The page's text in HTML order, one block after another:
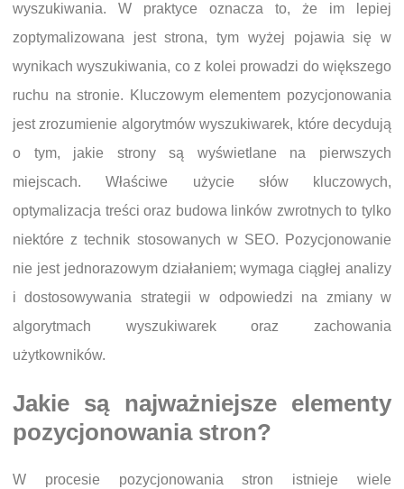
wyszukiwania. W praktyce oznacza to, że im lepiej
zoptymalizowana jest strona, tym wyżej pojawia się w
wynikach wyszukiwania, co z kolei prowadzi do większego
ruchu na stronie. Kluczowym elementem pozycjonowania
jest zrozumienie algorytmów wyszukiwarek, które decydują
o tym, jakie strony są wyświetlane na pierwszych
miejscach. Właściwe użycie słów kluczowych,
optymalizacja treści oraz budowa linków zwrotnych to tylko
niektóre z technik stosowanych w SEO. Pozycjonowanie
nie jest jednorazowym działaniem; wymaga ciągłej analizy
i dostosowywania strategii w odpowiedzi na zmiany w
algorytmach wyszukiwarek oraz zachowania
użytkowników.
Jakie są najważniejsze elementy
pozycjonowania stron?
W procesie pozycjonowania stron istnieje wiele